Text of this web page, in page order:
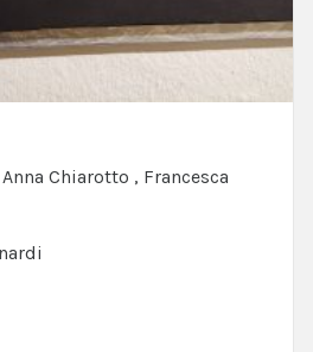
Chiarotto , Francesca